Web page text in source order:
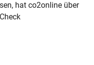
hat co2online über